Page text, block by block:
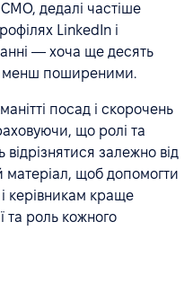
дедалі частіше
LinkedIn і
— хоча ще десять
менш поширеними.
посад і скорочень
що ролі та
відрізнятися залежно від
матеріал, щоб допомогти
керівникам краще
та роль кожного